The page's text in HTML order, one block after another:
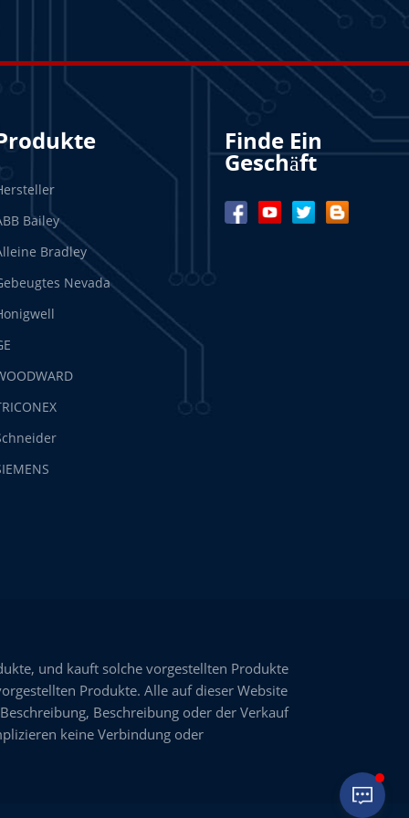
Bailey
Bradley
Nevada
Finde Ein
Geschäft
und kauft solche vorgestellten Produkte
Produkte. Alle auf dieser Website
Beschreibung oder der Verkauf
keine Verbindung oder